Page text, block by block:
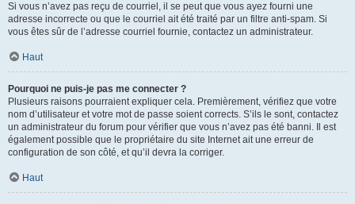
Si vous n’avez pas reçu de courriel, il se peut que vous ayez fourni une
adresse incorrecte ou que le courriel ait été traité par un filtre anti-spam. Si
vous êtes sûr de l’adresse courriel fournie, contactez un administrateur.
Haut
Pourquoi ne puis-je pas me connecter ?
Plusieurs raisons pourraient expliquer cela. Premièrement, vérifiez que votre
nom d’utilisateur et votre mot de passe soient corrects. S’ils le sont, contactez
un administrateur du forum pour vérifier que vous n’avez pas été banni. Il est
également possible que le propriétaire du site Internet ait une erreur de
configuration de son côté, et qu’il devra la corriger.
Haut